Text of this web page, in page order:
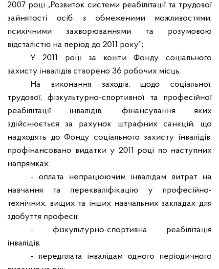
2007 році „Розвиток системи реабілітації та трудової
зайнятості осіб з обмеженими можливостями,
психічними захворюваннями та розумовою
відсталістю на період до 2011 року”;
У 2011 році за кошти Фонду соціального
захисту інвалідів створено 36 робочих місць.
На виконання заходів, щодо соціальної,
трудової, фізкультурно-спортивної та професійної
реабілітації інвалідів, фінансування яких
здійснюється за рахунок штрафних санкцій, що
надходять до Фонду соціального захисту інвалідів,
профінансовано видатки у 2011 році по наступних
напрямках:
- оплата непрацюючим інвалідам витрат на
навчання та перекваліфікацію у професійно-
технічних, вищих та інших навчальних закладах для
здобуття професії;
- фізкультурно-спортивна реабілітація
інвалідів;
- передплата інвалідам одного періодичного